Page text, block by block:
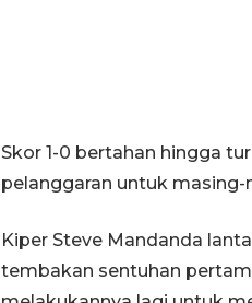
Skor 1-0 bertahan hingga
pelanggaran untuk masing-
Kiper Steve Mandanda
tembakan sentuhan